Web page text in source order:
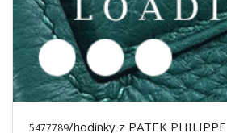
5477791/hodinky z PATEK PHILIPPE
Cena poptávka